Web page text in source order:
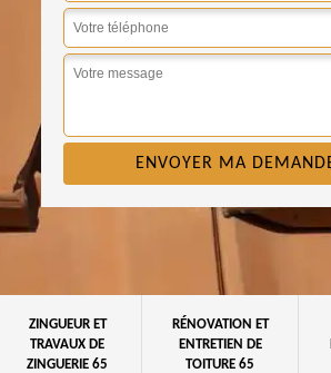
ZINGUEUR ET
TRAVAUX DE
ZINGUERIE 65
RÉNOVATION ET
ENTRETIEN DE
TOITURE 65